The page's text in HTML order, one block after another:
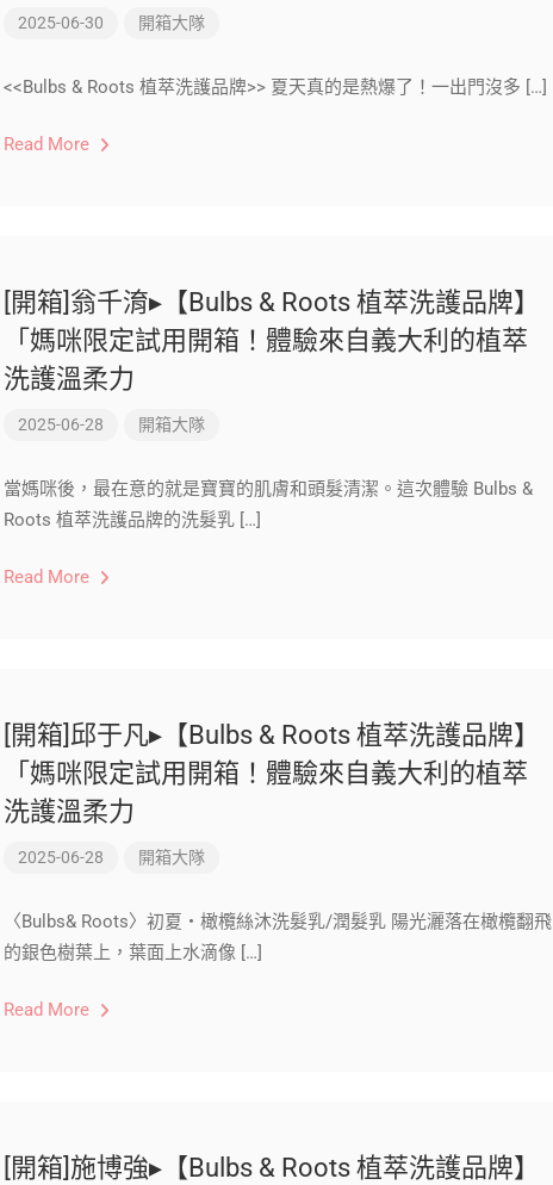
2025-06-30 開箱大隊
<<Bulbs & Roots 植萃洗護品牌>> 夏天真的是熱爆了！一出門沒多 […]
Read More
[開箱]翁千淯▸【Bulbs & Roots 植萃洗護品牌】
「媽咪限定試用開箱！體驗來自義大利的植萃
洗護溫柔力
2025-06-28 開箱大隊
當媽咪後，最在意的就是寶寶的肌膚和頭髮清潔。這次體驗 Bulbs &
Roots 植萃洗護品牌的洗髮乳 […]
Read More
[開箱]邱于凡▸【Bulbs & Roots 植萃洗護品牌】
「媽咪限定試用開箱！體驗來自義大利的植萃
洗護溫柔力
2025-06-28 開箱大隊
〈Bulbs& Roots〉初夏‧橄欖絲沐洗髮乳/潤髮乳 陽光灑落在橄欖翻飛
的銀色樹葉上，葉面上水滴像 […]
Read More
[開箱]施博強▸【Bulbs & Roots 植萃洗護品牌】